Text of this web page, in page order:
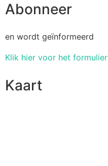
Abonneer
en wordt geïnformeerd
Klik hier voor het formulier
Kaart